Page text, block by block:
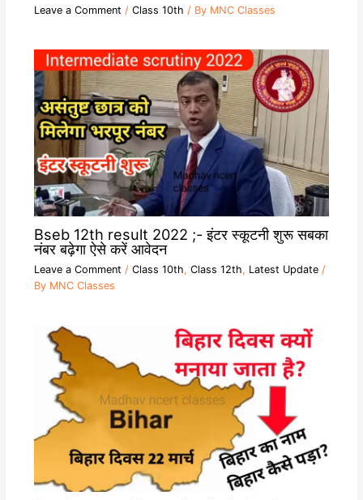
Leave a Comment / Class 10th / By MNC Classes
Bseb 12th result 2022 ;- इंटर स्कूटनी शुरू सबका
नंबर बढ़ेगा ऐसे करें आवेदन
Leave a Comment / Class 10th, Class 12th, Latest Update/
By MNC Classes